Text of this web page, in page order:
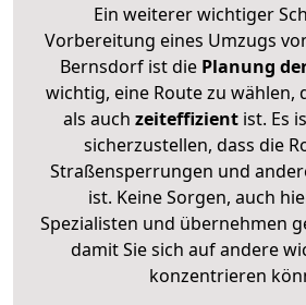
Ein weiterer wichtiger
Vorbereitung eines Umzugs
Bernsdorf ist die Planung
wichtig, eine Route zu wählen,
als auch zeiteffizientist. Es
sicherzustellen, dass die
Straßensperrungen und
ist. Keine Sorgen, auch
Spezialisten und übernehmen
damit Sie sich auf andere
konzentrieren